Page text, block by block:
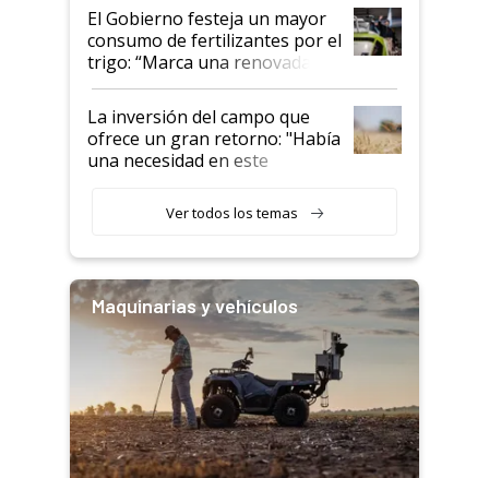
El Gobierno festeja un mayor
consumo de fertilizantes por el
trigo: “Marca una renovada
confianza de los productores”
La inversión del campo que
ofrece un gran retorno: "Había
una necesidad en este
Ver todos los temas
Maquinarias y vehículos